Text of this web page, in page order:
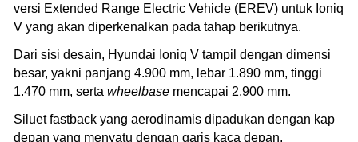
versi Extended Range Electric Vehicle (EREV) untuk Ioniq
V yang akan diperkenalkan pada tahap berikutnya.
Dari sisi desain, Hyundai Ioniq V tampil dengan dimensi
besar, yakni panjang 4.900 mm, lebar 1.890 mm, tinggi
1.470 mm, serta wheelbase mencapai 2.900 mm.
Siluet fastback yang aerodinamis dipadukan dengan kap
depan yang menyatu dengan garis kaca depan,